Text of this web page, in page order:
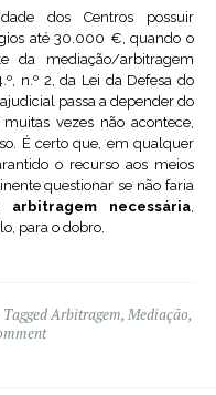
dos Centros possuir
até 30.000 €, quando o
da mediação/arbitragem
n.º 2, da Lei da Defesa do
passa a depender do
vezes não acontece,
É certo que, em qualquer
o recurso aos meios
questionar se não faria
necessária,
para o dobro.
TaggedArbitragem, Mediação,